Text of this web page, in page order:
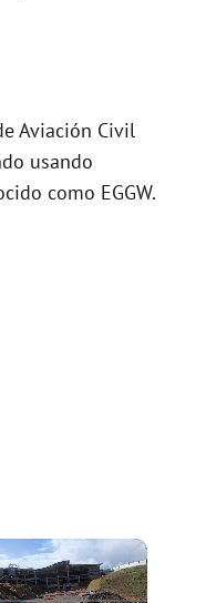
Aviación Civil
usando
como EGGW.
×